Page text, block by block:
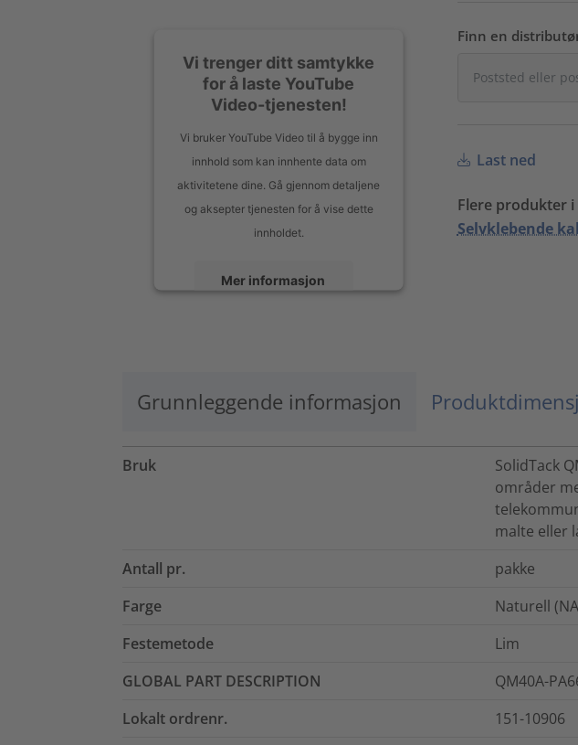
Vi trenger ditt samtykke
for å laste YouTube
Video-tjenesten!
Vi bruker YouTube Video til å bygge inn
innhold som kan innhente data om
aktivitetene dine. Gå gjennom detaljene
og aksepter tjenesten for å vise dette
innholdet.
Mer informasjon
Finn en
Last ned
Flere produkter
Selvklebende
Grunnleggende informasjon
Bruk
SolidTack
områder
malte eller
Antall pr.
pakke
Farge
Naturell
Festemetode
Lim
GLOBAL PART DESCRIPTION
QM40A-
Lokalt ordrenr.
151-10906